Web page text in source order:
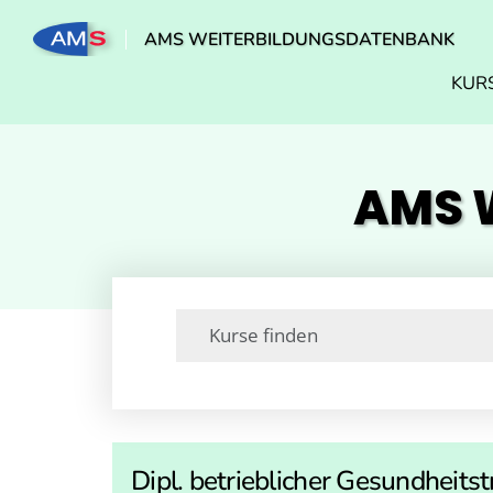
AMS WEITERBILDUNGSDATENBANK
AMS
Dipl. betrieblicher